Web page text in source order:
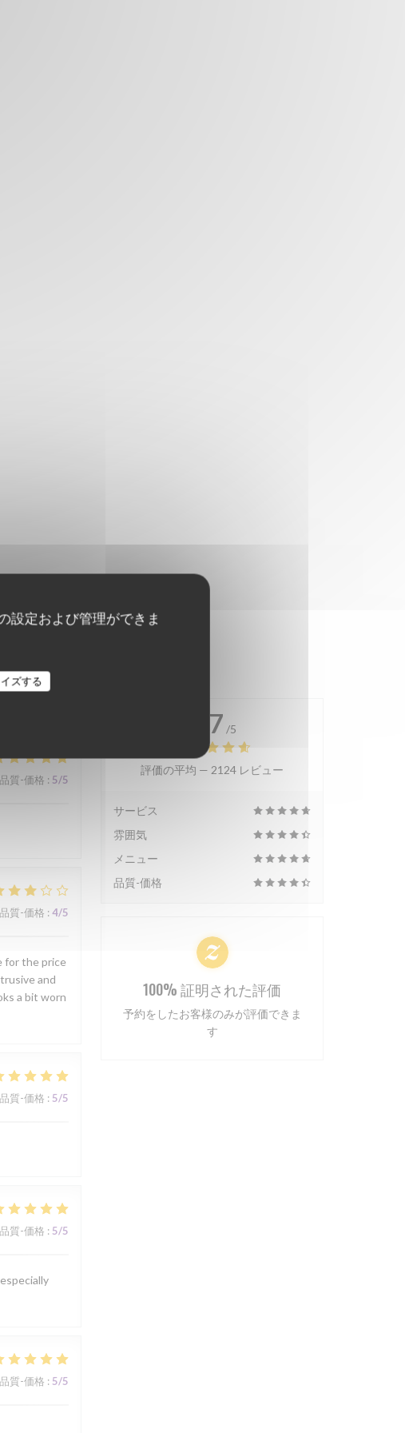
設定および管理ができま
ズする
品質-価格 : 5/5
品質-価格 : 4/5
for the price
and
a bit worn
品質-価格 : 5/5
品質-価格 : 5/5
品質-価格 : 5/5
4.7 /5
評価の平均 — 2124 レビュー
サービス
雰囲気
メニュー
品質-価格
100% 証明された評価
予約をしたお客様のみが評価できま
す